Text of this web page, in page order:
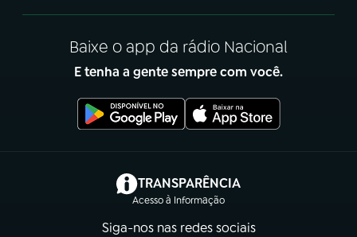
Baixe o app da rádio Nacional
E tenha a gente sempre com você.
TRANSPARÊNCIA
Acesso à Informação
(abre em nova aba)
Siga-nos nas redes sociais